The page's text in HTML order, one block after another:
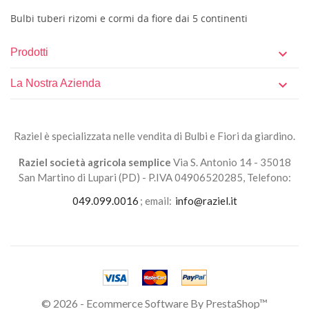
Bulbi tuberi rizomi e cormi da fiore dai 5 continenti
Prodotti 
La Nostra Azienda 
Raziel è specializzata nelle vendita di Bulbi e Fiori da giardino.
Raziel società agricola semplice Via S. Antonio 14 - 35018
San Martino di Lupari (PD) - P.IVA 04906520285, Telefono:
049.099.0016 ; email: info@raziel.it
© 2026 - Ecommerce Software By PrestaShop™